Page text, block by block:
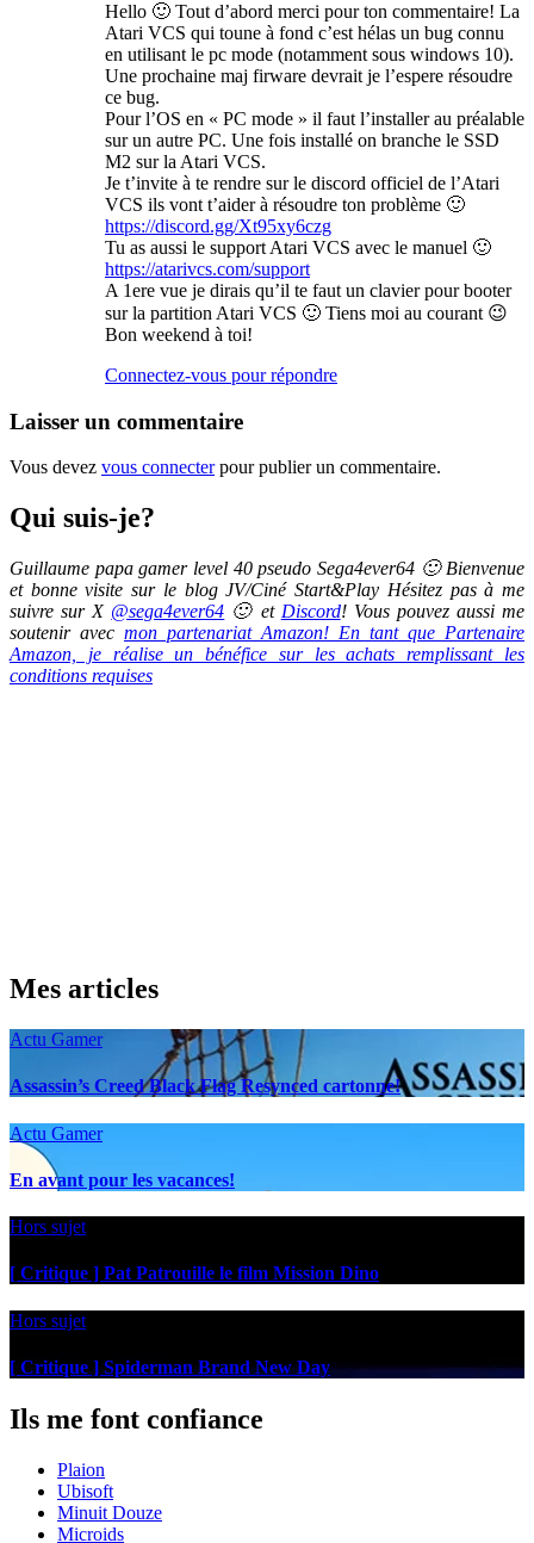
Hello 🙂 Tout d’abord merci pour ton commentaire! La
Atari VCS qui toune à fond c’est hélas un bug connu
en utilisant le pc mode (notamment sous windows 10).
Une prochaine maj firware devrait je l’espere résoudre
ce bug.
Pour l’OS en « PC mode » il faut l’installer au préalable
sur un autre PC. Une fois installé on branche le SSD
M2 sur la Atari VCS.
Je t’invite à te rendre sur le discord officiel de l’Atari
VCS ils vont t’aider à résoudre ton problème 🙂
https://discord.gg/Xt95xy6czg
Tu as aussi le support Atari VCS avec le manuel 🙂
https://atarivcs.com/support
A 1ere vue je dirais qu’il te faut un clavier pour booter
sur la partition Atari VCS 🙂 Tiens moi au courant 😉
Bon weekend à toi!
Connectez-vous pour répondre
Laisser un commentaire
Vous devez vous connecterpour publier un commentaire.
Qui suis-je?
Guillaume papa gamer level 40 pseudo Sega4ever64 🙂 Bienvenue
et bonne visite sur le blog JV/Ciné Start&Play Hésitez pas à me
suivre sur X @sega4ever64 🙂 et Discord! Vous pouvez aussi me
soutenir avec mon partenariat Amazon! En tant que Partenaire
Amazon, je réalise un bénéfice sur les achats remplissant les
conditions requises
Mes articles
Actu Gamer
Assassin’s Creed Black Flag Resynced cartonne!
Actu Gamer
En avant pour les vacances!
Hors sujet
[ Critique ] Pat Patrouille le film Mission Dino
Hors sujet
[ Critique ] Spiderman Brand New Day
Ils me font confiance
Plaion
Ubisoft
Minuit Douze
Microids